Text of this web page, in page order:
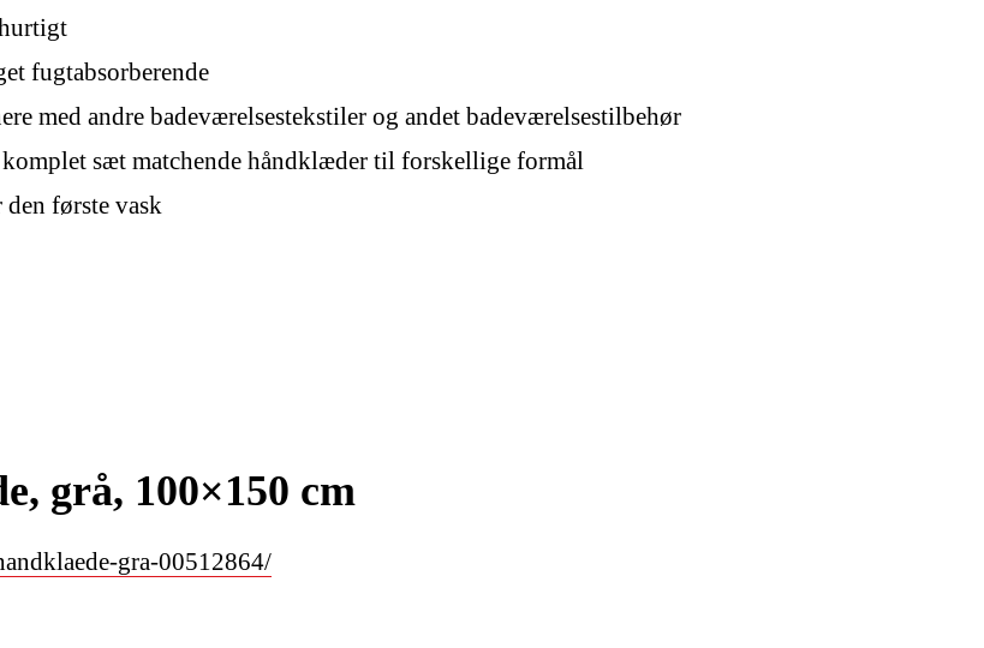
fugtabsorberende
med andre badeværelsestekstiler og andet badeværelsestilbehør
komplet sæt matchende håndklæder til forskellige formål
første vask
grå, 100×150 cm
gra-00512864/